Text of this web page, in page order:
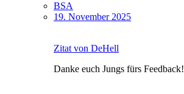
BSA
19. November 2025
Zitat von DeHell
Danke euch Jungs fürs Feedback!